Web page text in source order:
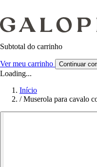
Subtotal do carrinho
Ver meu carrinho Continuar
Loading...
Início
/ Muserola para cavalo